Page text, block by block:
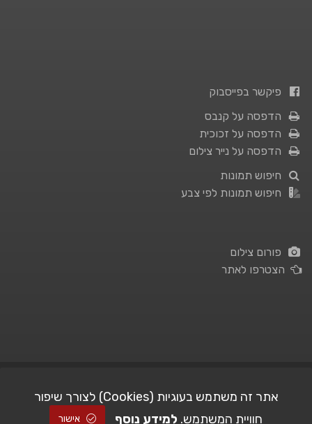
פיקשר בפייסבוק
הדפסה על קנבס
הדפסה על זכוכית
הדפסה על נייר צילום
חיפוש תמונות
חיפוש תמונות לפי צבע
פורום צילום
הצטרפו לאתר
© All Rights Reserved | STUDIO101| Picshare.co.il - כל הזכויות שמורות
אתר זה משתמש בעוגיות (Cookies) לצורך שיפור
חוויית המשתמש. למידע נוסף